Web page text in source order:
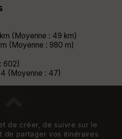
(Moyenne : 49 km)
(Moyenne : 980 m)
602)
(Moyenne : 47)
de créer, de suivre sur le
de partager vos itinéraires